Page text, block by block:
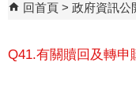
回首頁 政府資訊公
Q41.有關贖回及轉申